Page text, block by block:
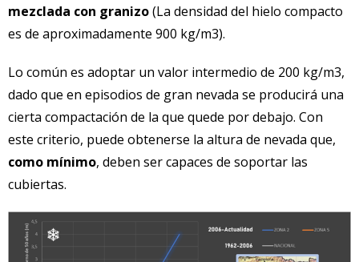
mezclada con granizo(La densidad del hielo compacto
es de aproximadamente 900 kg/m3).
Lo común es adoptar un valor intermedio de 200 kg/m3,
dado que en episodios de gran nevada se producirá una
cierta compactación de la que quede por debajo. Con
este criterio, puede obtenerse la altura de nevada que,
como mínimo, deben ser capaces de soportar las
cubiertas.